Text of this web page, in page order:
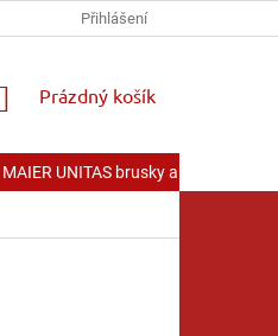
Přihlášení
NÁKUPNÍ
Prázdný košík
MAIER UNITAS brusky a příslušenství